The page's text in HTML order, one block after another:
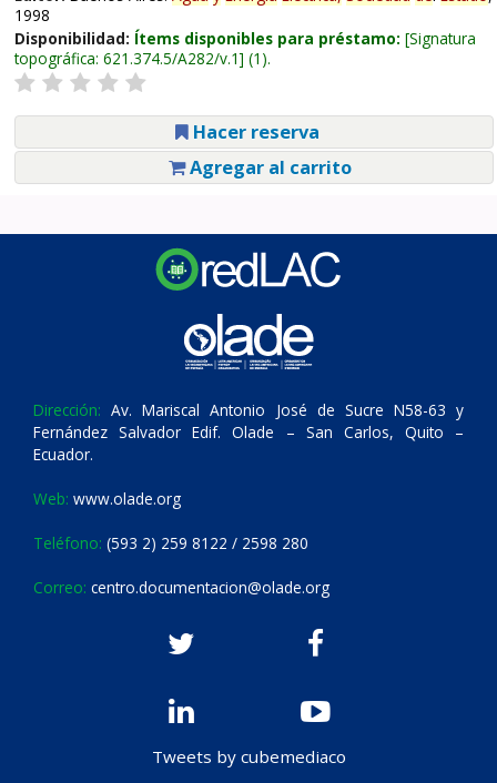
1998
Disponibilidad: Ítems disponibles para préstamo: Signatura
topográfica: 621.374.5/A282/v.1 (1).
Hacer reserva
Agregar al carrito
Dirección: Av. Mariscal Antonio José de Sucre N58-63 y
Fernández Salvador Edif. Olade – San Carlos, Quito –
Ecuador.
Web: www.olade.org
Teléfono: (593 2) 259 8122 / 2598 280
Correo: centro.documentacion@olade.org
Tweets by cubemediaco